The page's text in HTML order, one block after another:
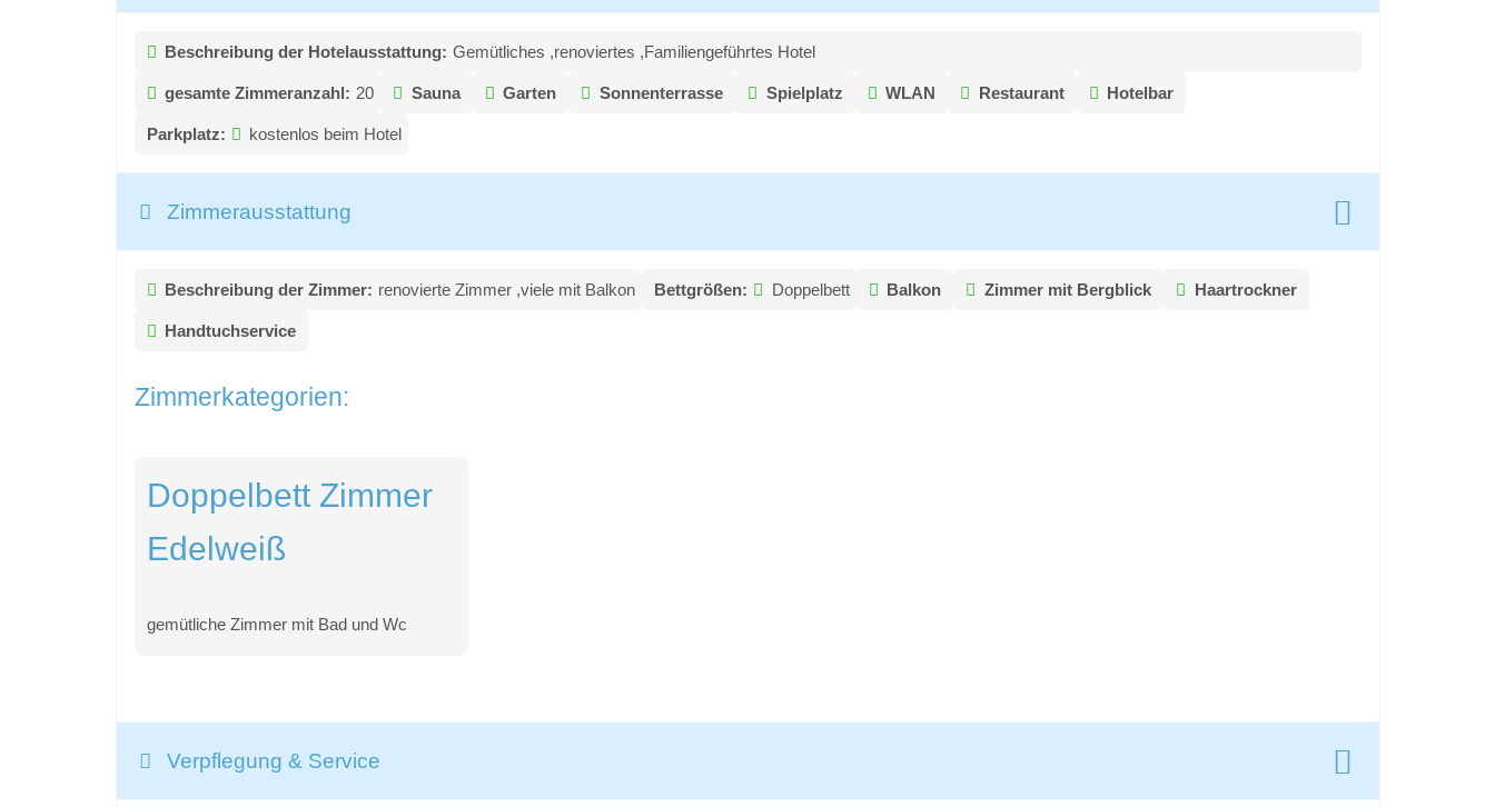
Beschreibung der Hotelausstattung: Gemütliches ,renoviertes ,Familiengeführtes Hotel
gesamte Zimmeranzahl: 20 Sauna Garten Sonnenterrasse Spielplatz WLAN Restaurant Hotelbar
Parkplatz: kostenlos beim Hotel
Zimmerausstattung
Beschreibung der Zimmer: renovierte Zimmer ,viele mit Balkon Bettgrößen: Doppelbett Balkon Zimmer mit Bergblick Haartrockner
Handtuchservice
Zimmerkategorien:
Doppelbett Zimmer
Edelweiß
gemütliche Zimmer mit Bad und Wc
Verpflegung & Service